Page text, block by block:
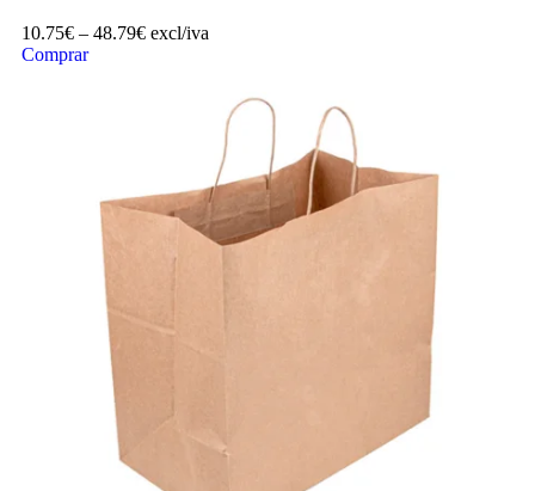
10.75€ – 48.79€ excl/iva
Comprar